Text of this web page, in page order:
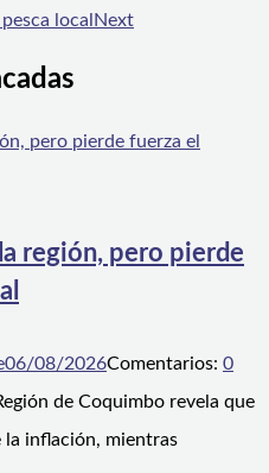
localNext
región, pero pierde
06/08/2026Comentarios: 0
de Coquimbo revela que
la inflación, mientras